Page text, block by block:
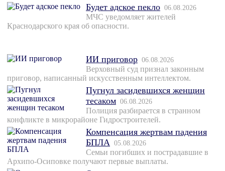
Будет адское пекло 06.08.2026
МЧС уведомляет жителей
Краснодарского края об опасности.
ИИ приговор 06.08.2026
Верховный суд признал законным
приговор, написанный искусственным интеллектом.
Пугнул засидевшихся женщин
тесаком 06.08.2026
Полиция разбирается в странном
конфликте в микрорайоне Гидростроителей.
Компенсация жертвам падения
БПЛА 05.08.2026
Семьи погибших и пострадавшие в
Архипо-Осиповке получают первые выплаты.